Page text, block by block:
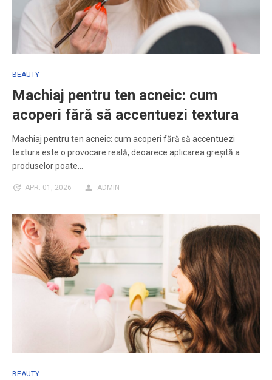
BEAUTY
Machiaj pentru ten acneic: cum
acoperi fără să accentuezi textura
Machiaj pentru ten acneic: cum acoperi fără să accentuezi
textura este o provocare reală, deoarece aplicarea greșită a
produselor poate…
APR. 01, 2026 ADMIN
BEAUTY